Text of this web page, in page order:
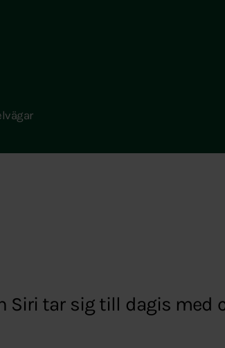
Siri tar sig till dagis med